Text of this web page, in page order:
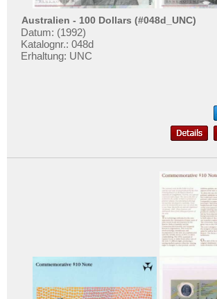
Australien - 100 Dollars (#048d_UNC)
Datum: (1992)
Katalognr.: 048d
Erhaltung: UNC